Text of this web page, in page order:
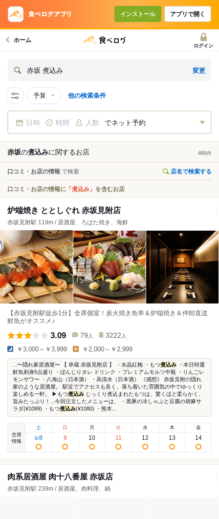
インストール アプリで開く
ホーム
ログイン
赤坂 煮込み 変更
予算 他の検索条件
日時 時間 人数 でネット予約
赤坂の煮込みに関するお店 466件
口コミ・お店の情報 で検索 店名で検索する
口コミ・お店の情報に 「煮込み」 を含むお店
炉端焼き ととしぐれ 赤坂見附店
赤坂見附駅 119m / 居酒屋、ろばた焼き、海鮮
【赤坂見附駅徒歩1分】全席個室！炭火焼き魚串＆炉端焼き＆仲卸直送
鮮魚がオススメ♪
3.09 79 人 3222 人
￥3,000～￥3,999 ￥2,000～￥2,999
...〜隠れ家居酒屋〜 【 串蔵 赤坂見附店 】 ・水晶紅梅 ・もつ煮込み ・本日特選
鮮魚刺身5点盛り ・ぼんじりタレ ドリンク ・プレミアムモルツ中瓶 ・りんごレ
モンサワー ・八海山（日本酒） ・高清水（日本酒） 《感想》 赤坂見附の隠れ
家のような居酒屋。 駅近でアクセスも良く、落ち着いた雰囲気の中でゆっくり
楽しめる一軒。 ▶もつ煮込み じっくり煮込まれたもつは、驚くほど柔らかく、
旨みたっぷり！...今回注文したメニューは、 ・黒豚の冷しゃぶと豆腐の胡麻サ
ラダ(¥1099) ・もつ煮込み(¥1080) ・熊本...
空席
情報
土
8/8
日
9
月
10
火
11
水
12
木
13
金
14
肉系居酒屋 肉十八番屋 赤坂店
赤坂見附駅 239m / 居酒屋、肉料理、鍋